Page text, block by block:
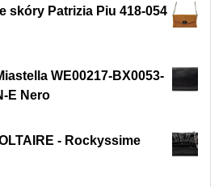
skóry Patrizia Piu 418-054
WE00217-BX0053-
E Nero
- Rockyssime